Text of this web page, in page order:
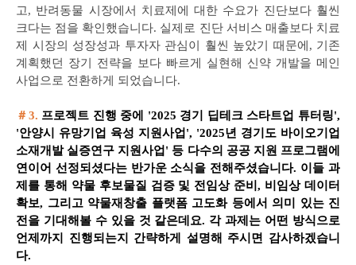
고, 반려동물 시장에서 치료제에 대한 수요가 진단보다 훨씬
크다는 점을 확인했습니다. 실제로 진단 서비스 매출보다 치료
제 시장의 성장성과 투자자 관심이 훨씬 높았기 때문에, 기존
계획했던 장기 전략을 보다 빠르게 실현해 신약 개발을 메인
사업으로 전환하게 되었습니다.
＃3. 프로젝트 진행 중에 '2025 경기 딥테크 스타트업 튜터링',
'안양시 유망기업 육성 지원사업', '2025년 경기도 바이오기업
소재개발 실증연구 지원사업' 등 다수의 공공 지원 프로그램에
연이어 선정되셨다는 반가운 소식을 전해주셨습니다. 이들 과
제를 통해 약물 후보물질 검증 및 전임상 준비, 비임상 데이터
확보, 그리고 약물재창출 플랫폼 고도화 등에서 의미 있는 진
전을 기대해볼 수 있을 것 같은데요. 각 과제는 어떤 방식으로
언제까지 진행되는지 간략하게 설명해 주시면 감사하겠습니
다.